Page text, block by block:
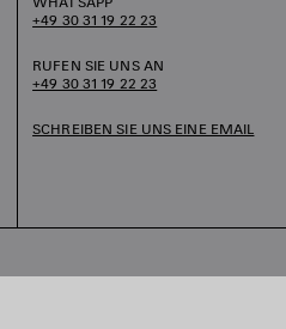
+49 30 31 19 22 23
RUFEN SIE UNS AN
+49 30 31 19 22 23
SCHREIBEN SIE UNS EINE EMAIL